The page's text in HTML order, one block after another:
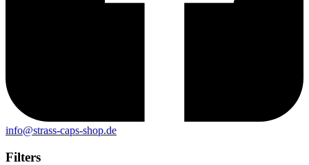
info@strass-caps-shop.de
Filters